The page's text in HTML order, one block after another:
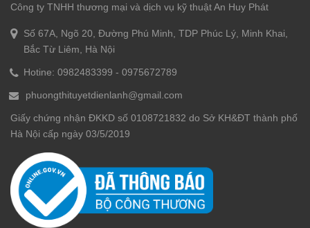
Công ty TNHH thương mại và dịch vụ kỹ thuật An Huy Phát
Số 67A, Ngõ 20, Đường Phú Minh, TDP Phúc Lý, Minh Khai,
Bắc Từ Liêm, Hà Nội
Hotine: 0982483399 - 0975672789
phuongthituyetdienlanh@gmail.com
Giấy chứng nhận ĐKKD số 0108721832 do Sở KH&ĐT thành phố
Hà Nội cấp ngày 03/5/2019